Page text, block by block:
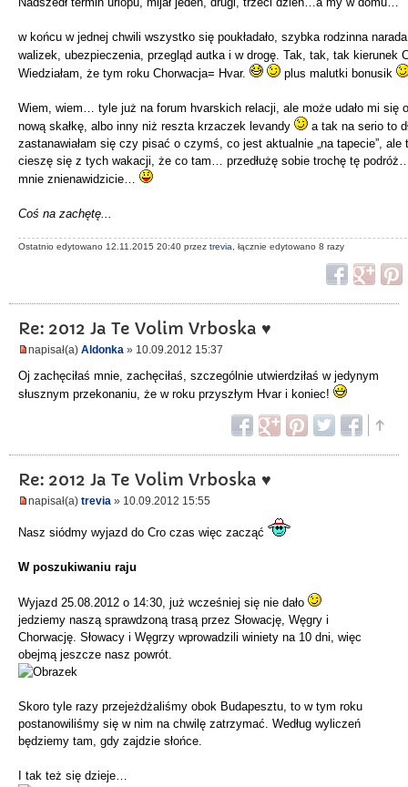
w końcu w jednej chwili wszystko się poukładało, szybka rodzinna
walizek, ubezpieczenia, przegląd autka i w drogę. Tak, tak, tak kierunek
Wiedziałam, że tym roku Chorwacja= Hvar.
plus malutki bonusik
Wiem, wiem… tyle już na forum hvarskich relacji, ale może udało mi się
nową skałkę, albo inny niż reszta krzaczek levandy
a tak na serio to
zastanawiałam się czy pisać o czymś, co jest aktualnie „na tapecie”, ale
cieszę się z tych wakacji, że co tam… przedłużę sobie trochę tę
mnie znienawidzicie…
Coś na zachętę...
Ostatnio edytowano 12.11.2015 20:40 przez trevia , łącznie edytowano 8 razy
Re: 2012 Ja Te Volim Vrboska ♥
napisał(a) Aldonka » 10.09.2012 15:37
Oj zachęciłaś mnie, zachęciłaś, szczególnie utwierdziłaś w jedynym
słusznym przekonaniu, że w roku przyszłym Hvar i koniec!
Re: 2012 Ja Te Volim Vrboska ♥
napisał(a) trevia » 10.09.2012 15:55
Nasz siódmy wyjazd do Cro czas więc zacząć
W poszukiwaniu raju
Wyjazd 25.08.2012 o 14:30, już wcześniej się nie dało
jedziemy naszą sprawdzoną trasą przez Słowację, Węgry i
Chorwację. Słowacy i Węgrzy wprowadzili winiety na 10 dni, więc
obejmą jeszcze nasz powrót.
Skoro tyle razy przejeżdżaliśmy obok Budapesztu, to w tym roku
postanowiliśmy się w nim na chwilę zatrzymać. Według wyliczeń
będziemy tam, gdy zajdzie słońce.
I tak też się dzieje…